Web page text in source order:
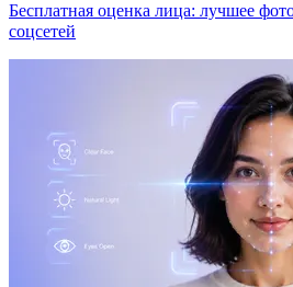
Бесплатная оценка лица: лучшее
соцсетей